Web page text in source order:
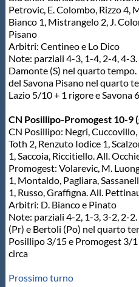
Petrovic, E. Colombo, Rizzo 4,
Bianco 1, Mistrangelo 2, J.
Pisano
Arbitri: Centineo e Lo Dico
Note: parziali 4-3, 1-4, 2-4, 4-
Damonte (S) nel quarto
del Savona Pisano nel quarto
Lazio 5/10 + 1 rigore e Savona
CN Posillipo-Promogest 10-9
CN Posillipo: Negri,
Toth 2, Renzuto Iodice 1,
1, Saccoia, Riccitiello. All.
Promogest: Volarevic, M.
1, Montaldo, Pagliara,
1, Russo, Graffigna. All.
Arbitri: D. Bianco e Pinato
Note: parziali 4-2, 1-3, 3-2, 2-
(Pr) e Bertoli (Po) nel quarto
Posillipo 3/15 e Promogest 3/
circa
Prossimo turno